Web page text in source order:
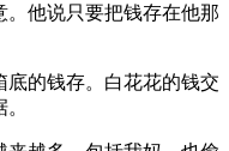
他说只要把钱存在他那
底的钱存。白花花的钱交